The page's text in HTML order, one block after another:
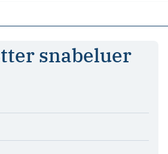
snabeluer